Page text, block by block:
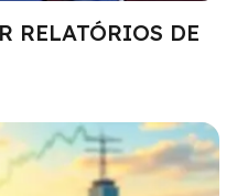
RELATÓRIOS DE